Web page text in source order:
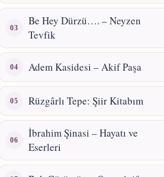
Be Hey Dürzü…. – Neyzen
Tevfik
Adem Kasidesi – Akif Paşa
Rüzgârlı Tepe: Şiir Kitabım
İbrahim Şinasi – Hayatı ve
Eserleri